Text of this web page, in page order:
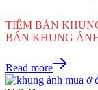
TIỆM BÁN
BÁN KHUNG
Read more